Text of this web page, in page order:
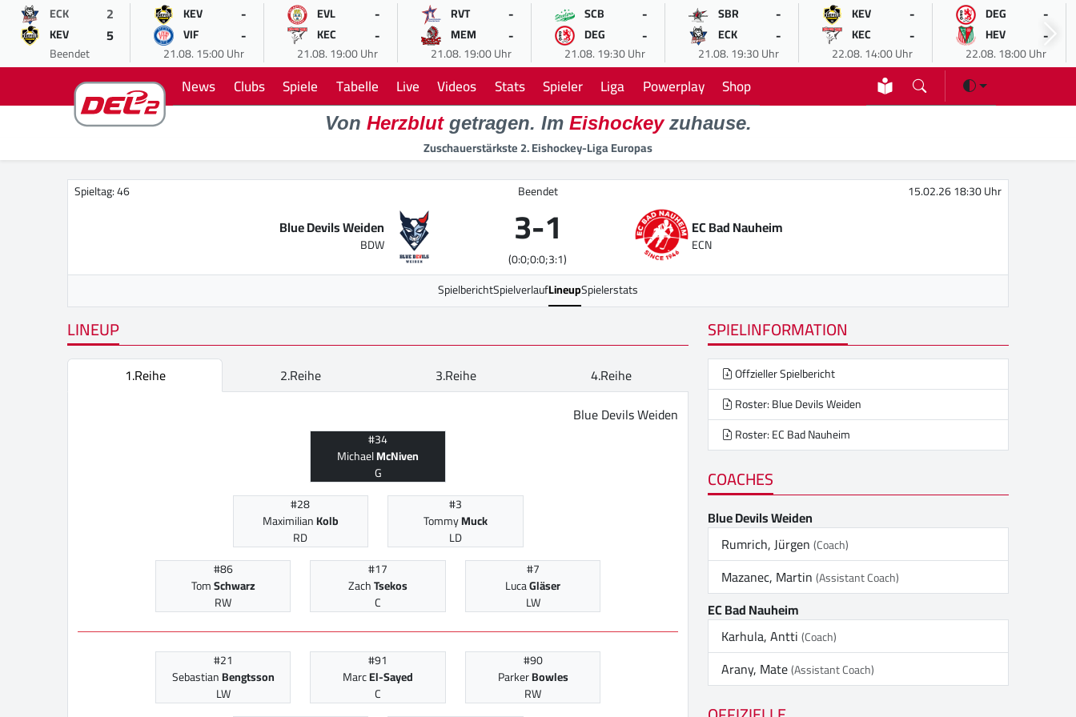
ECK 2
KEV 5
Beendet
KEV -
VIF -
21.08. 15:00 Uhr
EVL -
KEC -
21.08. 19:00 Uhr
RVT -
MEM -
21.08. 19:00 Uhr
SCB -
DEG -
21.08. 19:30 Uhr
SBR -
ECK -
21.08. 19:30 Uhr
KEV -
KEC -
22.08. 14:00 Uhr
DEG -
HEV -
22.08. 18:00 Uhr
News Clubs Spiele Tabelle Live Videos Stats Spieler Liga Powerplay Shop
Von Herzblutgetragen. Im Eishockeyzuhause.
Zuschauerstärkste 2. Eishockey-Liga Europas
Spieltag: 46 Beendet 15.02.26 18:30 Uhr
Blue Devils Weiden
BDW 3-1
(0:0;0:0;3:1)
EC Bad Nauheim
ECN
SpielberichtSpielverlaufLineupSpielerstats
LINEUP
1.Reihe 2.Reihe 3.Reihe
4.Reihe
Blue Devils Weiden
#34
MichaelMcNiven
G
#28
MaximilianKolb
RD
#3
TommyMuck
LD
#86
TomSchwarz
RW
#17
ZachTsekos
C
#7
LucaGläser
LW
#21
SebastianBengtsson
LW
#91
MarcEl-Sayed
C
#90
ParkerBowles
RW
SPIELINFORMATION
Offzieller Spielbericht
Roster: Blue Devils Weiden
Roster: EC Bad Nauheim
COACHES
Blue Devils Weiden
Rumrich, Jürgen(Coach)
Mazanec, Martin(Assistant Coach)
EC Bad Nauheim
Karhula, Antti(Coach)
Arany, Mate(Assistant Coach)